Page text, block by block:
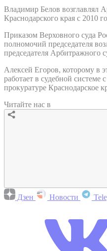
Владимир Белов возглавлял
Краснодарского края с 2010
Приказом Верховного суда
полномочий председателя
председателя Арбитражного
Алексей Егоров, которому в
работает в судебной системе
прокуратуре Краснодарское
Читайте нас в
Дзен Новости